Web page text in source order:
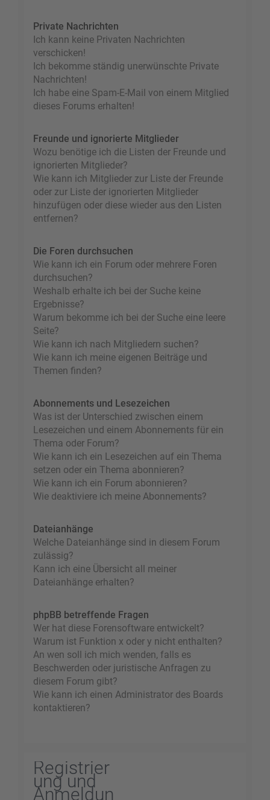
Private Nachrichten
Ich kann keine Privaten Nachrichten
verschicken!
Ich bekomme ständig unerwünschte Private
Nachrichten!
Ich habe eine Spam-E-Mail von einem Mitglied
dieses Forums erhalten!
Freunde und ignorierte Mitglieder
Wozu benötige ich die Listen der Freunde und
ignorierten Mitglieder?
Wie kann ich Mitglieder zur Liste der Freunde
oder zur Liste der ignorierten Mitglieder
hinzufügen oder diese wieder aus den Listen
entfernen?
Die Foren durchsuchen
Wie kann ich ein Forum oder mehrere Foren
durchsuchen?
Weshalb erhalte ich bei der Suche keine
Ergebnisse?
Warum bekomme ich bei der Suche eine leere
Seite?
Wie kann ich nach Mitgliedern suchen?
Wie kann ich meine eigenen Beiträge und
Themen finden?
Abonnements und Lesezeichen
Was ist der Unterschied zwischen einem
Lesezeichen und einem Abonnements für ein
Thema oder Forum?
Wie kann ich ein Lesezeichen auf ein Thema
setzen oder ein Thema abonnieren?
Wie kann ich ein Forum abonnieren?
Wie deaktiviere ich meine Abonnements?
Dateianhänge
Welche Dateianhänge sind in diesem Forum
zulässig?
Kann ich eine Übersicht all meiner
Dateianhänge erhalten?
phpBB betreffende Fragen
Wer hat diese Forensoftware entwickelt?
Warum ist Funktion x oder y nicht enthalten?
An wen soll ich mich wenden, falls es
Beschwerden oder juristische Anfragen zu
diesem Forum gibt?
Wie kann ich einen Administrator des Boards
kontaktieren?
Registrier
ung und
Anmeldun